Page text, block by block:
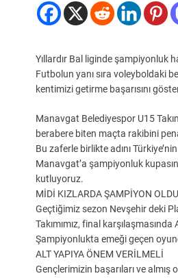
Yıllardır Bal liginde şampiyonluk
Futbolun yanı sıra voleyboldaki
kentimizi getirme başarısını
Manavgat Belediyespor U15
berabere biten maçta rakibini
Bu zaferle birlikte adını
Manavgat’a şampiyonluk
kutluyoruz.
MİDİ KIZLARDA ŞAMPİYON OLDU
Geçtiğimiz sezon Nevşehir deki
Takımımız, final
Şampiyonlukta emeği geçen
ALT YAPIYA ÖNEM VERİLMELİ
Gençlerimizin başarıları ve